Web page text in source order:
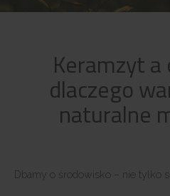
Keramzyt
dlaczego
naturalne
Dbamy o środowisko – nie tylko